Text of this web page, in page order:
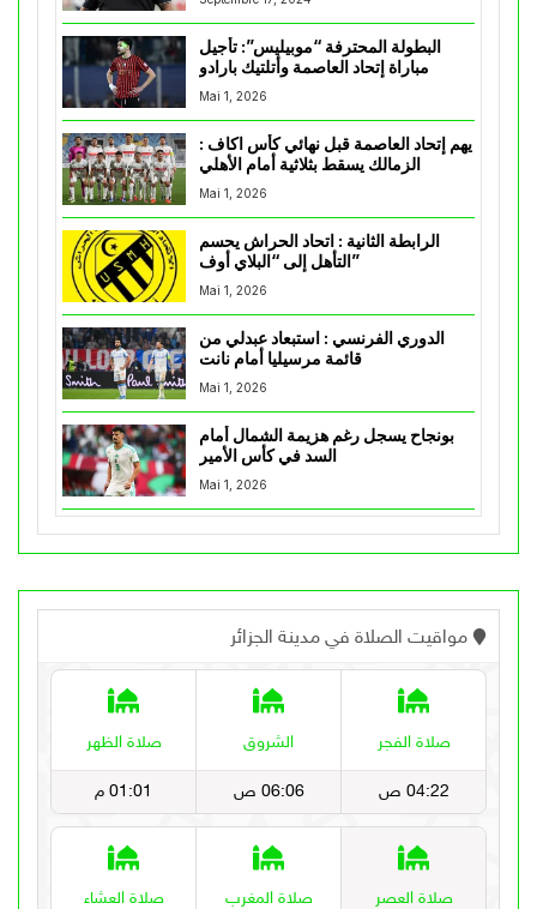
البطولة المحترفة “موبيليس”: تأجيل
مباراة إتحاد العاصمة وأتلتيك بارادو
Mai 1, 2026
يهم إتحاد العاصمة قبل نهائي كأس اكاف :
Mai 1, 2026
الرابطة الثانية : اتحاد الحراش يحسم
التأهل إلى “البلاي أوف”
Mai 1, 2026
الدوري الفرنسي : استبعاد عبدلي من
قائمة مرسيليا أمام نانت
Mai 1, 2026
بونجاح يسجل رغم هزيمة الشمال أمام
السد في كأس الأمير
Mai 1, 2026